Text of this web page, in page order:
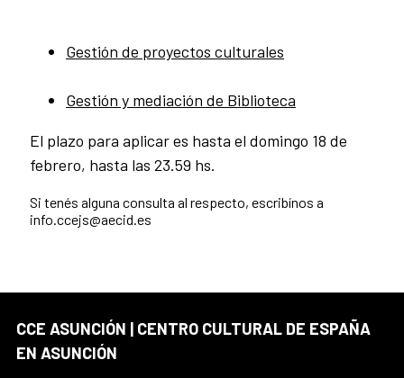
Gestión de proyectos culturales
Gestión y mediación de Biblioteca
El plazo para aplicar es hasta el domingo 18 de
febrero, hasta las 23.59 hs.
Si tenés alguna consulta al respecto, escribínos a
info.ccejs@aecid.es
CCE ASUNCIÓN | CENTRO CULTURAL DE ESPAÑA
EN ASUNCIÓN